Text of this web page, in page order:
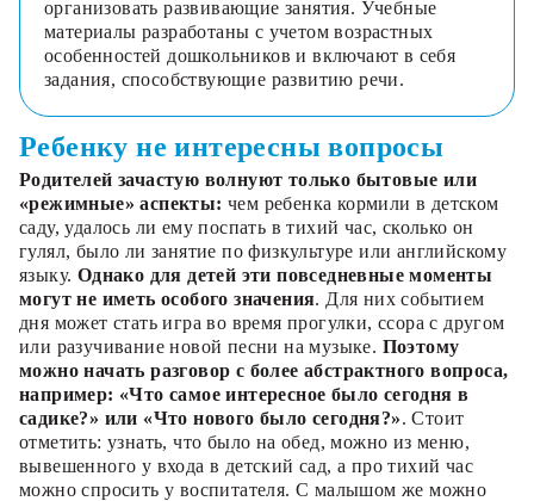
организовать развивающие занятия. Учебные
материалы разработаны с учетом возрастных
особенностей дошкольников и включают в себя
задания, способствующие развитию речи.
Ребенку не интересны вопросы
Родителей зачастую волнуют только бытовые или
«режимные» аспекты: чем ребенка кормили в детском
саду, удалось ли ему поспать в тихий час, сколько он
гулял, было ли занятие по физкультуре или английскому
языку. Однако для детей эти повседневные моменты
могут не иметь особого значения. Для них событием
дня может стать игра во время прогулки, ссора с другом
или разучивание новой песни на музыке. Поэтому
можно начать разговор с более абстрактного вопроса,
например: «Что самое интересное было сегодня в
садике?» или «Что нового было сегодня?». Стоит
отметить: узнать, что было на обед, можно из меню,
вывешенного у входа в детский сад, а про тихий час
можно спросить у воспитателя. С малышом же можно